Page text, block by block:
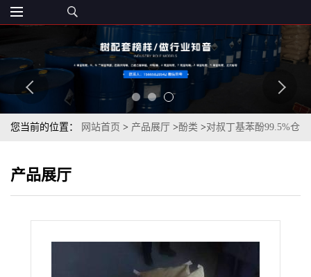
您当前的位置： 网站首页 > 产品展厅 >酚类 >对叔丁基苯酚99.5%仓
产品展厅